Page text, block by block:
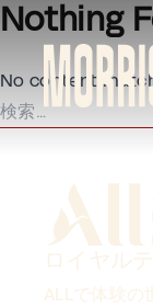
Skip to content
Nothing
No content
検
ロイヤル
ALLで体験の